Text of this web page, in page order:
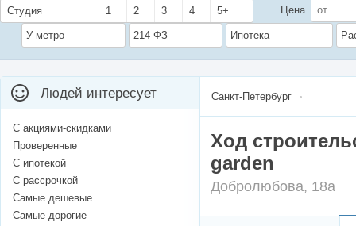
Студия 1 2 3 4 5+ Цена
У метро 214 ФЗ Ипотека
Санкт-Петербург
Ход
garden
Добролюбова, 18а
Людей интересует
С акциями-скидками
Проверенные
С ипотекой
С рассрочкой
Самые дешевые
Самые дорогие